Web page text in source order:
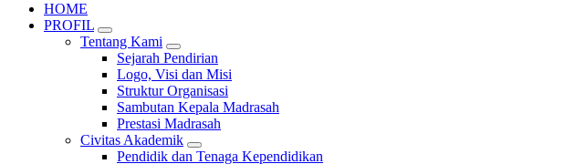
HOME
PROFIL
Tentang Kami
Sejarah Pendirian
Logo, Visi dan Misi
Struktur Organisasi
Sambutan Kepala Madrasah
Prestasi Madrasah
Civitas Akademik
Pendidik dan Tenaga Kependidikan